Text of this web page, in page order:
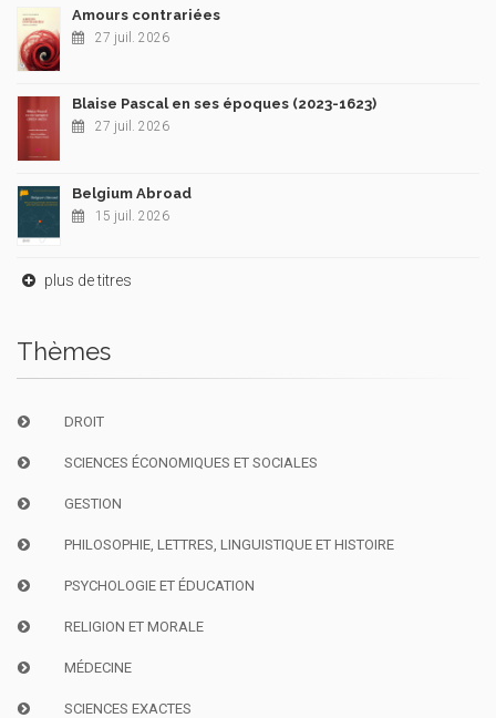
Amours contrariées
27 juil. 2026
Blaise Pascal en ses époques (2023-1623)
27 juil. 2026
Belgium Abroad
15 juil. 2026
plus de titres
Thèmes
DROIT
SCIENCES ÉCONOMIQUES ET SOCIALES
GESTION
PHILOSOPHIE, LETTRES, LINGUISTIQUE ET HISTOIRE
PSYCHOLOGIE ET ÉDUCATION
RELIGION ET MORALE
MÉDECINE
SCIENCES EXACTES